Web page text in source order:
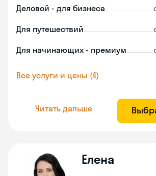
Деловой - для бизнеса
Для путешествий
Для начинающих - премиум
Все услуги и цены (4)
Читать дальше
Eлена